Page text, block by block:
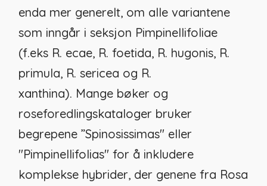
enda mer generelt, om alle variantene
som inngår i seksjon Pimpinellifoliae
(f.eks R. ecae, R. foetida, R. hugonis, R.
primula, R. sericea og R.
xanthina). Mange bøker og
roseforedlingskataloger bruker
begrepene ”Spinosissimas" eller
"Pimpinellifolias" for å inkludere
komplekse hybrider, der genene fra Rosa